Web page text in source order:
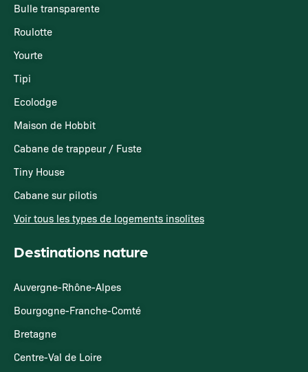
Bulle transparente
Roulotte
Yourte
Tipi
Ecolodge
Maison de Hobbit
Cabane de trappeur / Fuste
Tiny House
Cabane sur pilotis
Voir tous les types de logements insolites
Destinations nature
Auvergne-Rhône-Alpes
Bourgogne-Franche-Comté
Bretagne
Centre-Val de Loire